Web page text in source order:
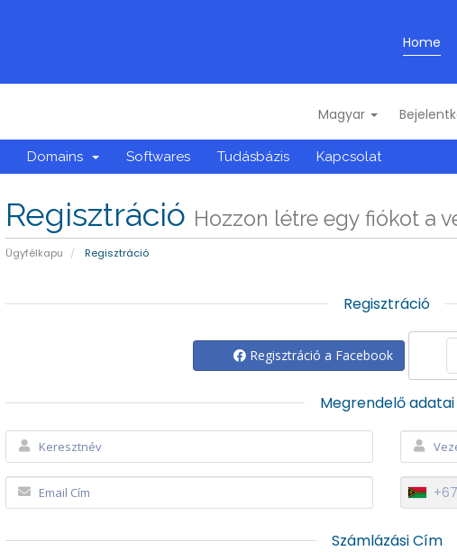
Home
Magyar
Domains Softwares Tudásbázis Kapcsolat
Regisztráció Hozzon létre egy fiókot a
Ügyfélkapu Regisztráció
Regisztráció
Regisztráció a Facebook
Megrendelő adatai
Számlázási Cím